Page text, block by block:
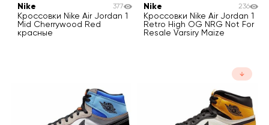
Nike
Кроссовки Nike Air Jordan 1
Mid Cherrywood Red
красные
377
Nike
Кроссовки Nike Air Jordan 1
Retro High OG NRG Not For
Resale Varsiry Maize
236